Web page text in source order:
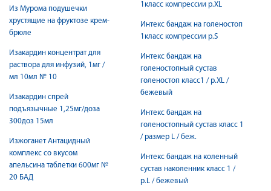
Из Мурома подушечки
хрустящие на фруктозе крем-
брюле
Изакардин концентрат для
раствора для инфузий, 1мг /
мл 10мл № 10
Изакардин спрей
подъязычные 1,25мг/доза
300доз 15мл
Изжоганет Антацидный
комплекс со вкусом
апельсина таблетки 600мг №
20 БАД
1класс компрессии р.XL
Интекс бандаж на голеностоп
1класс компрессии р.S
Интекс бандаж на
голеностопный сустав
голеностоп класс1 / р.XL /
бежевый
Интекс бандаж на
голеностопный сустав класс 1
/ размер L / беж.
Интекс бандаж на коленный
сустав наколенник класс 1 /
р.L / бежевый